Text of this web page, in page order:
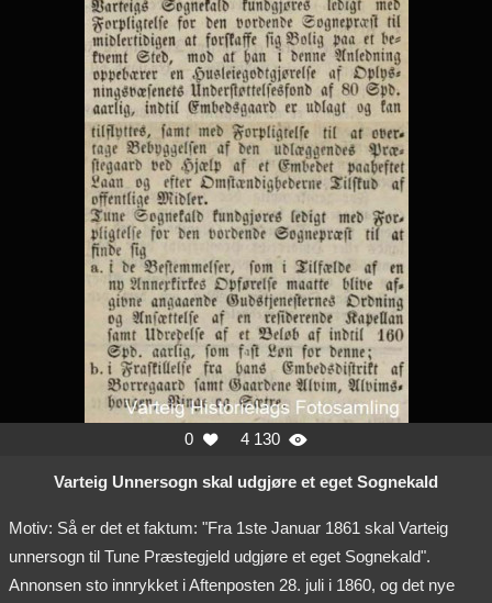
0  4 130 
Varteig Unnersogn skal udgjøre et eget Sognekald
Motiv: Så er det et faktum: "Fra 1ste Januar 1861 skal Varteig
unnersogn til Tune Præstegjeld udgjøre et eget Sognekald".
Annonsen sto innrykket i Aftenposten 28. juli i 1860, og det nye